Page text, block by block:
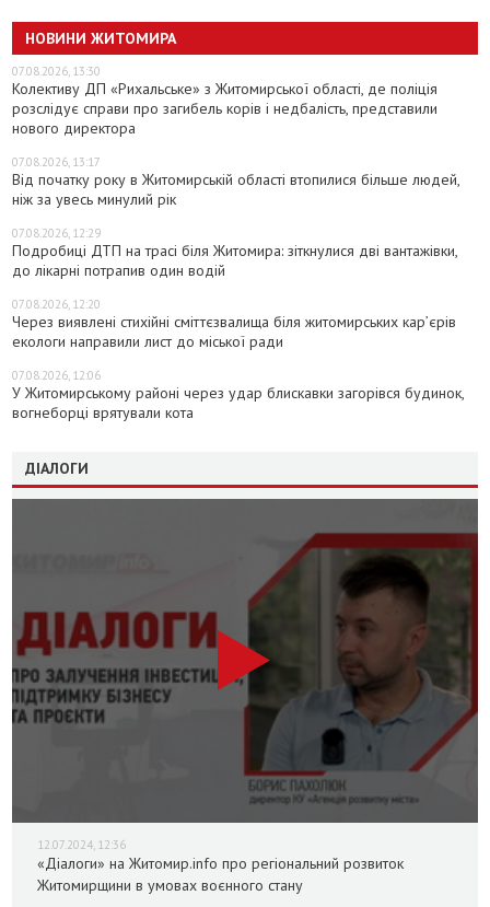
НОВИНИ ЖИТОМИРА
07.08.2026, 13:30
Колективу ДП «Рихальське» з Житомирської області, де поліція
розслідує справи про загибель корів і недбалість, представили
нового директора
07.08.2026, 13:17
Від початку року в Житомирській області втопилися більше людей,
ніж за увесь минулий рік
07.08.2026, 12:29
Подробиці ДТП на трасі біля Житомира: зіткнулися дві вантажівки,
до лікарні потрапив один водій
07.08.2026, 12:20
Через виявлені стихійні сміттєзвалища біля житомирських кар’єрів
екологи направили лист до міської ради
07.08.2026, 12:06
У Житомирському районі через удар блискавки загорівся будинок,
вогнеборці врятували кота
ДІАЛОГИ
12.07.2024, 12:36
«Діалоги» на Житомир.info про регіональний розвиток
Житомирщини в умовах воєнного стану